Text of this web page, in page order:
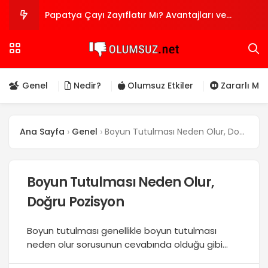
Papatya Çayı Zayıflatır Mı? Avantajları ve
Dezavantajları Nelerdir?
Araknofobi Nedir? Örümcek Korkusu Belirtileri ve
Alüminyum Sülfat Al₂(SO₄)₃ Zararları
Jelibonun Zararları: Sağlığınıza Olumsuz Etkileri
Genel Nedir? Olumsuz Etkiler Zararlı Mı?
Ana Sayfa Genel Boyun Tutulması Neden Olur, Doğru Pozisyon
Boyun Tutulması Neden Olur,
Doğru Pozisyon
Boyun tutulması genellikle boyun tutulması
neden olur sorusunun cevabında olduğu gibi